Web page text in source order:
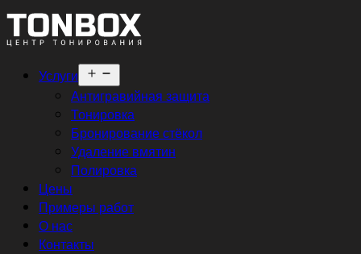
Услуги
меню
Антигравийная защита
Тонировка
Бронирование стёкол
Удаление вмятин
Полировка
Цены
Примеры работ
О нас
Контакты